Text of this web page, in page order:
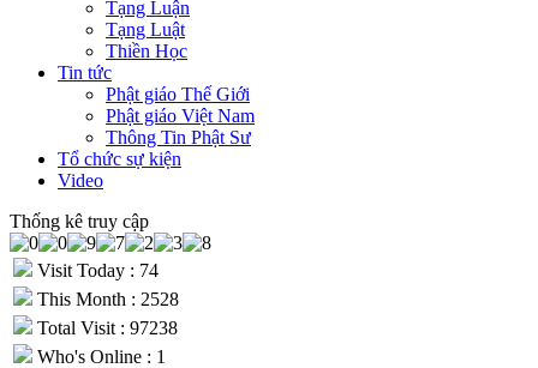
Tạng Luận
Tạng Luật
Thiền Học
Tin tức
Phật giáo Thế Giới
Phật giáo Việt Nam
Thông Tin Phật Sư
Tổ chức sự kiện
Video
Thống kê truy cập
Visit Today : 74
This Month : 2528
Total Visit : 97238
Who's Online : 1